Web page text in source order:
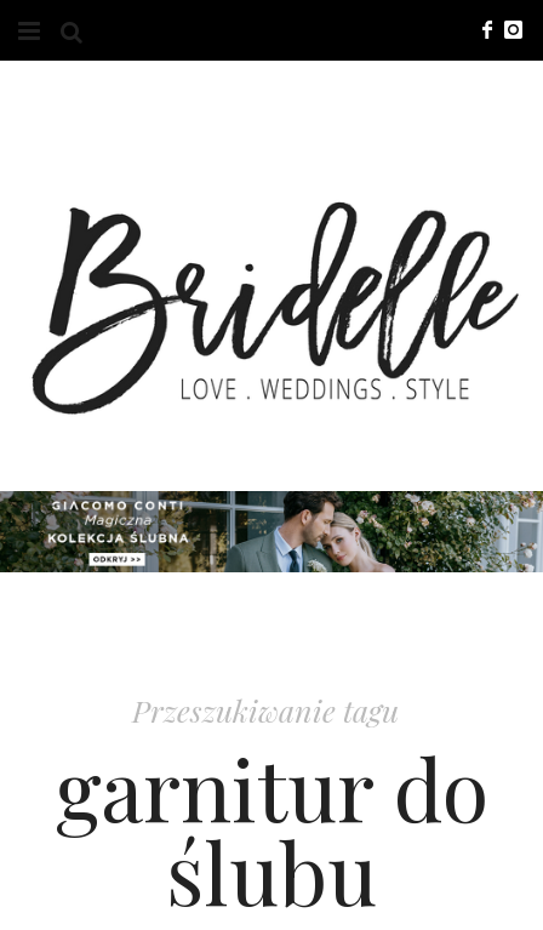
O NAS
KONTAKT
REKLAMA
ADVERTISING
ZGŁOSZENIA
KSIĄŻKI BRIDELLE
Przeszukiwanie tagu
garnitur do
ślubu